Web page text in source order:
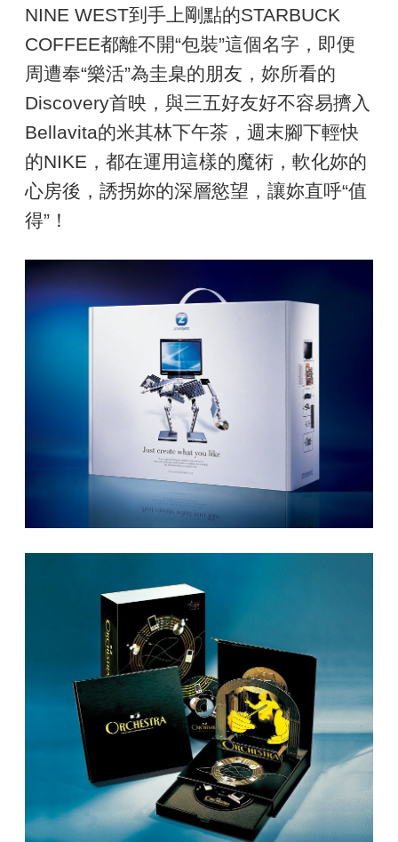
NINE WEST到手上剛點的STARBUCK
COFFEE都離不開“包裝”這個名字，即便
周遭奉“樂活”為圭臬的朋友，妳所看的
Discovery首映，與三五好友好不容易擠入
Bellavita的米其林下午茶，週末腳下輕快
的NIKE，都在運用這樣的魔術，軟化妳的
心房後，誘拐妳的深層慾望，讓妳直呼“值
得”！